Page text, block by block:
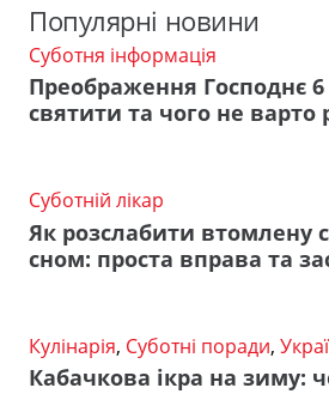
Популярні новини
Суботня інформація
Преображення Господнє
святити та чого не варто
Суботній лікар
Як розслабити втомлену
сном: проста вправа та
Кулінарія, Суботні поради,
Кабачкова ікра на зиму: